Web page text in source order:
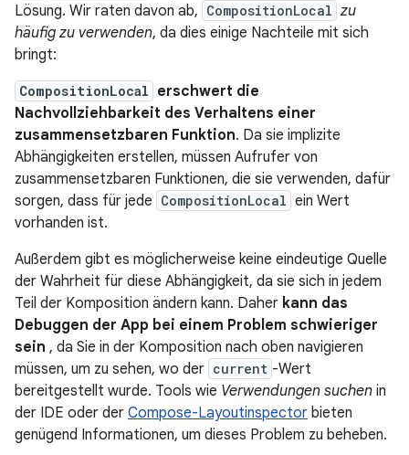
Lösung. Wir raten davon ab, CompositionLocal zu
häufig zu verwenden, da dies einige Nachteile mit sich
bringt:
CompositionLocal erschwert die
Nachvollziehbarkeit des Verhaltens einer
zusammensetzbaren Funktion. Da sie implizite
Abhängigkeiten erstellen, müssen Aufrufer von
zusammensetzbaren Funktionen, die sie verwenden, dafür
sorgen, dass für jede CompositionLocal ein Wert
vorhanden ist.
Außerdem gibt es möglicherweise keine eindeutige Quelle
der Wahrheit für diese Abhängigkeit, da sie sich in jedem
Teil der Komposition ändern kann. Daher kann das
Debuggen der App bei einem Problem schwieriger
sein , da Sie in der Komposition nach oben navigieren
müssen, um zu sehen, wo der current -Wert
bereitgestellt wurde. Tools wie Verwendungen suchen in
der IDE oder der Compose-Layoutinspector bieten
genügend Informationen, um dieses Problem zu beheben.